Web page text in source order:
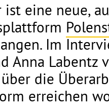
ist eine neue,
Im
Anna
die
erreichen